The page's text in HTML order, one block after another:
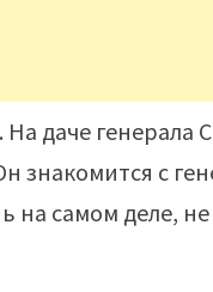
даче генерала
с
на самом деле,